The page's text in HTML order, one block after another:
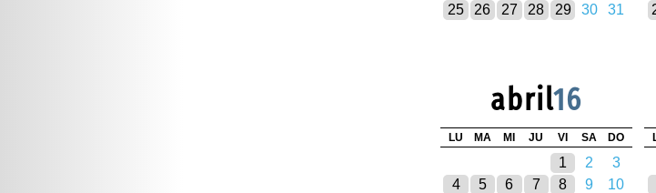
25
26 27 28 29 30 31
abril16
LU MA MI JU VI SA DO
1 2
3
4
5 6 7 8 9
10